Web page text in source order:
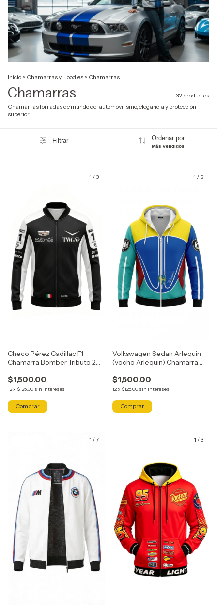
Inicio > Chamarras y Hoodies > Chamarras
Chamarras
32 productos
Chamarras forradas de mundo del automovilismo, elegancia y protección
superior.
Filtrar Ordenar por:
Más vendidos
1 /3
Checo Pérez Cadillac F1
Chamarra Bomber Tributo 2
$1,500.00
12x $125.00 sin intereses
Comprar
1 / 6
Volkswagen Sedan Arlequin
(vocho Arlequin) Chamarra
$1,500.00
12x $125.00 sin intereses
Comprar
1 /7 1 /3